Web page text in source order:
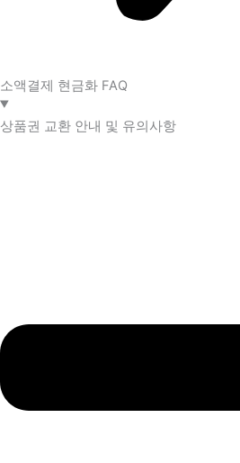
소액결제 현금화 FAQ​
상품권 교환 안내 및 유의사항